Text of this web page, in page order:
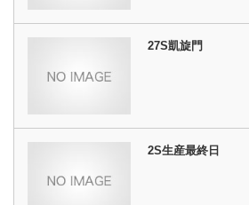
27S凱旋門
2S生産最終日